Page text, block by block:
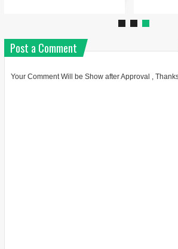
Post a Comment
Your Comment Will be Show after Approval ,